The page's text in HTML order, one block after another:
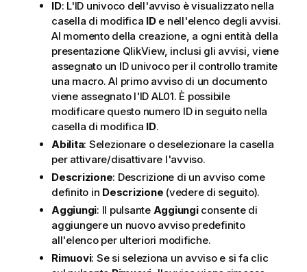
ID: L'ID univoco dell'avviso è visualizzato nella
casella di modifica IDe nell'elenco degli avvisi.
Al momento della creazione, a ogni entità della
presentazione QlikView, inclusi gli avvisi, viene
assegnato un ID univoco per il controllo tramite
una macro. Al primo avviso di un documento
viene assegnato l'ID AL01. È possibile
modificare questo numero ID in seguito nella
casella di modifica ID.
Abilita: Selezionare o deselezionare la casella
per attivare/disattivare l'avviso.
Descrizione: Descrizione di un avviso come
definito in Descrizione (vedere di seguito).
Aggiungi: Il pulsante Aggiungiconsente di
aggiungere un nuovo avviso predefinito
all'elenco per ulteriori modifiche.
Rimuovi: Se si seleziona un avviso e si fa clic